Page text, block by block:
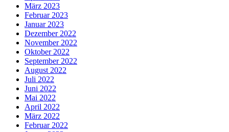
März 2023
Februar 2023
Januar 2023
Dezember 2022
November 2022
Oktober 2022
September 2022
August 2022
Juli 2022
Juni 2022
Mai 2022
April 2022
März 2022
Februar 2022